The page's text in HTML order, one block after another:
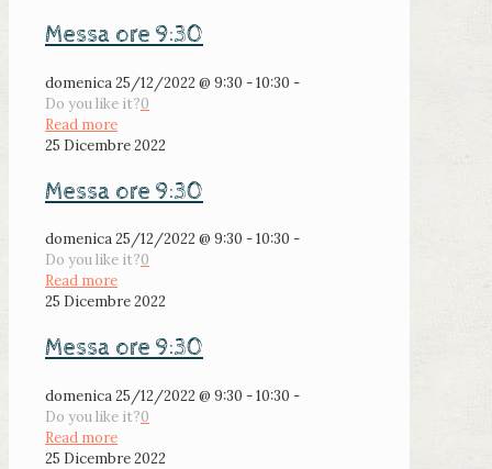
Messa ore 9:30
domenica 25/12/2022 @ 9:30 - 10:30 -
Do you like it?0
Read more
25 Dicembre 2022
Messa ore 9:30
domenica 25/12/2022 @ 9:30 - 10:30 -
Do you like it?0
Read more
25 Dicembre 2022
Messa ore 9:30
domenica 25/12/2022 @ 9:30 - 10:30 -
Do you like it?0
Read more
25 Dicembre 2022